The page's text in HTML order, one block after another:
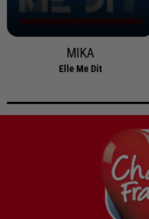
MIKA
Elle Me Dit